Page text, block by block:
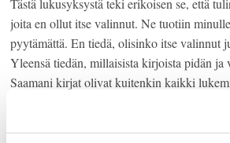
Tästä lukusyksystä teki erikoisen se, että
joita en ollut itse valinnut. Ne tuotiin
pyytämättä. En tiedä, olisinko itse valinnut
Yleensä tiedän, millaisista kirjoista pidän ja
Saamani kirjat olivat kuitenkin kaikki